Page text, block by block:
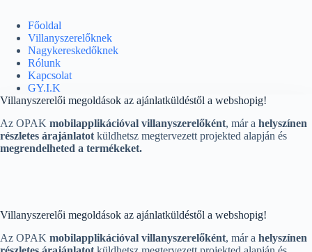
Főoldal
Villanyszerelőknek
Nagykereskedőknek
Rólunk
Kapcsolat
GY.I.K
Villanyszerelői megoldások az ajánlatküldéstől a webshopig!
Az OPAK mobilapplikációval villanyszerelőként, már a helyszínen
részletes árajánlatot küldhetsz megtervezett projekted alapján és
megrendelheted a termékeket.
Villanyszerelői megoldások az ajánlatküldéstől a webshopig!
Az OPAK mobilapplikációval villanyszerelőként, már a helyszínen